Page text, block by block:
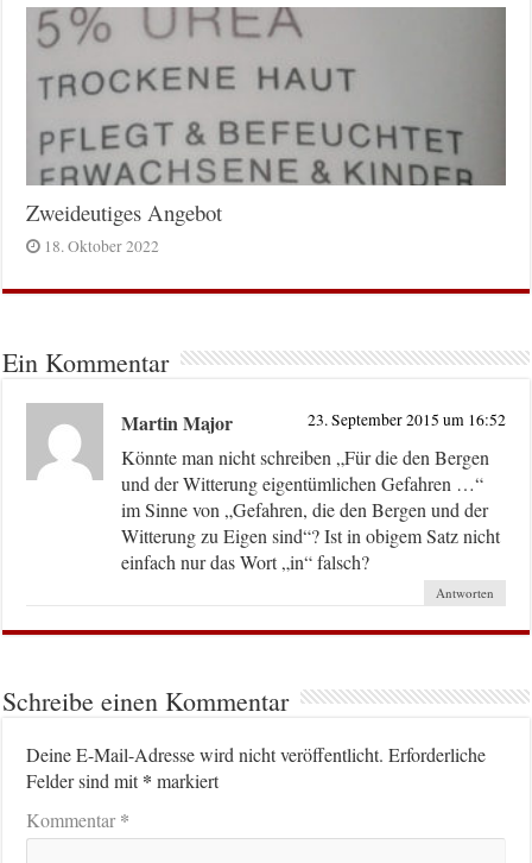
Zweideutiges Angebot
18. Oktober 2022
Ein Kommentar
Martin Major 23. September 2015 um 16:52
Könnte man nicht schreiben „Für die den Bergen
und der Witterung eigentümlichen Gefahren …“
im Sinne von „Gefahren, die den Bergen und der
Witterung zu Eigen sind“? Ist in obigem Satz nicht
einfach nur das Wort „in“ falsch?
Antworten
Schreibe einen Kommentar
Deine E-Mail-Adresse wird nicht veröffentlicht. Erforderliche
Felder sind mit* markiert
Kommentar*